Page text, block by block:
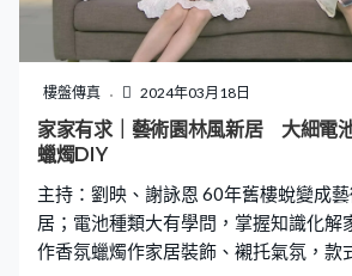
樓盤傳真 2024年03月18日
家家有求｜藝術園林風新居 大細電
蠟燭DIY
主持：劉映、謝詠恩 60年舊樓蛻變成
居；電池種類大有學問，掌握知識化解
作香氛蠟燭作家居裝飾、襯托氣氛，款